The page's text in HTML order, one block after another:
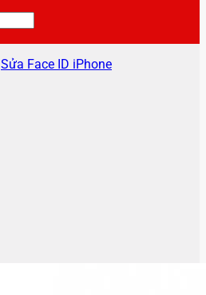
Sửa Face ID iPhone